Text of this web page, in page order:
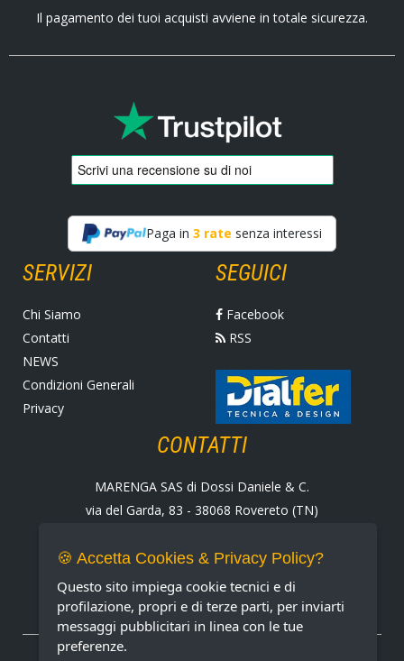
Il pagamento dei tuoi acquisti avviene in totale sicurezza.
Paga in 3 rate senza interessi
SERVIZI
Chi Siamo
Contatti
NEWS
Condizioni Generali
Privacy
SEGUICI
Facebook
RSS
CONTATTI
MARENGA SAS di Dossi Daniele & C.
via del Garda, 83 - 38068 Rovereto (TN)
Fax +39 0464 430938
E-mail: marenga@marenga.it
Partita IVA IT02232370227
METODI DI PAGAMENTO ACCETTATI
🍪 Accetta Cookies & Privacy Policy?
Questo sito impiega cookie tecnici e di
profilazione, propri e di terze parti, per inviarti
messaggi pubblicitari in linea con le tue
preferenze.